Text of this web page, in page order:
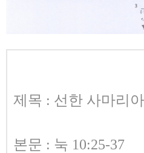
제목 : 선한 사마리
본문 : 눅 10:25-37